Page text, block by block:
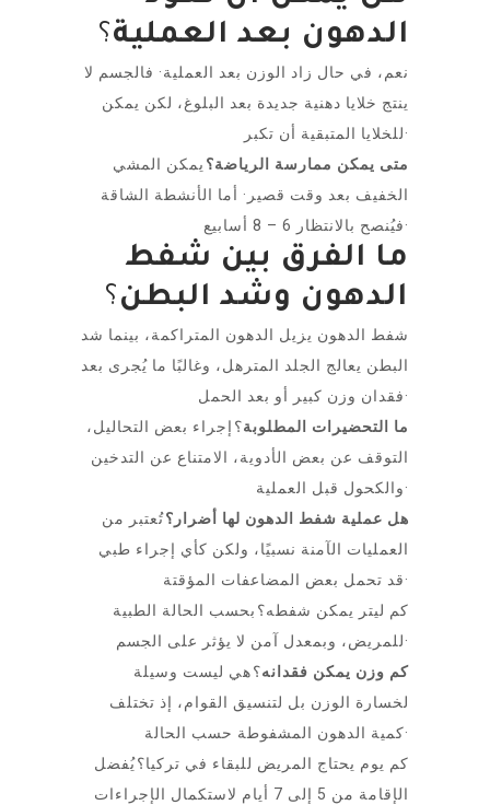
الدهون بعد العملية؟
ينتج خلايا دهنية جديدة بعد البلوغ، لكن يمكن
للخلايا المتبقية أن تكبر·
متى يمكن ممارسة الرياضة؟ يمكن المشي
الخفيف بعد وقت قصير· أما الأنشطة الشاقة
فيُنصح بالانتظار 6 – 8 أسابيع·
ما الفرق بين شفط
الدهون وشد البطن
شفط الدهون يزيل الدهون المتراكمة، بينما شد
البطن يعالج الجلد المترهل، وغالبًا ما يُجرى بعد
فقدان وزن كبير أو بعد الحمل·
ما التحضيرات المطلوبة؟ إجراء بعض التحاليل،
التوقف عن بعض الأدوية، الامتناع عن التدخين
والكحول قبل العملية·
هل عملية شفط الدهون لها أضرار؟تُعتبر من
العمليات الآمنة نسبيًا، ولكن كأي إجراء طبي
قد تحمل بعض المضاعفات المؤقتة·
كم ليتر يمكن شفطه؟ بحسب الحالة الطبية
للمريض، وبمعدل آمن لا يؤثر على الجسم·
كم وزن يمكن فقدانه؟ هي ليست وسيلة
لخسارة الوزن بل لتنسيق القوام، إذ تختلف
كمية الدهون المشفوطة حسب الحالة·
كم يوم يحتاج المريض للبقاء في تركيا؟ يُفضل
الإقامة من 5 إلى 7 أيام لاستكمال الإجراءات